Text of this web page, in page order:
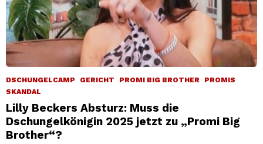
DSCHUNGELCAMP GERICHT PROMI BIG BROTHER
PROMIS
SKANDAL
Lilly Beckers Absturz: Muss die
Dschungelkönigin 2025 jetzt zu „Promi Big
Brother“?